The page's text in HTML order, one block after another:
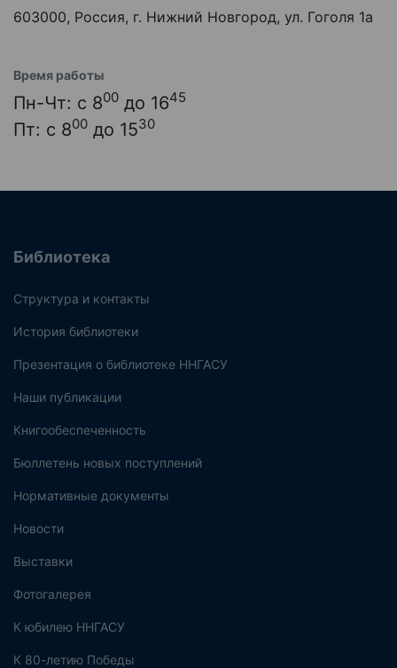
603000, Россия, г. Нижний Новгород, ул. Гоголя 1а
Время работы
Пн-Чт: с 800 до 1645
Пт: с 800 до 1530
Библиотека
Структура и контакты
История библиотеки
Презентация о библиотеке ННГАСУ
Наши публикации
Книгообеспеченность
Бюллетень новых поступлений
Нормативные документы
Новости
Выставки
Фотогалерея
К юбилею ННГАСУ
К 80-летию Победы